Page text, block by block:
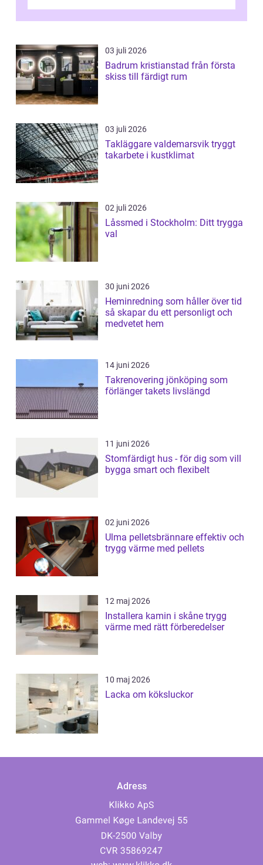
03 juli 2026
Badrum kristianstad från första
skiss till färdigt rum
03 juli 2026
Takläggare valdemarsvik tryggt
takarbete i kustklimat
02 juli 2026
Låssmed i Stockholm: Ditt trygga
val
30 juni 2026
Heminredning som håller över tid
så skapar du ett personligt och
medvetet hem
14 juni 2026
Takrenovering jönköping som
förlänger takets livslängd
11 juni 2026
Stomfärdigt hus - för dig som vill
bygga smart och flexibelt
02 juni 2026
Ulma pelletsbrännare effektiv och
trygg värme med pellets
12 maj 2026
Installera kamin i skåne trygg
värme med rätt förberedelser
10 maj 2026
Lacka om köksluckor
Adress